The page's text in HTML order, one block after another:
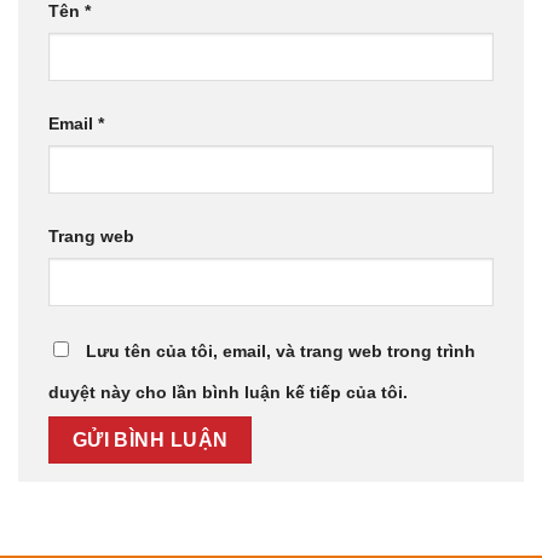
Tên *
Email *
Trang web
Lưu tên của tôi, email, và trang web trong trình
duyệt này cho lần bình luận kế tiếp của tôi.